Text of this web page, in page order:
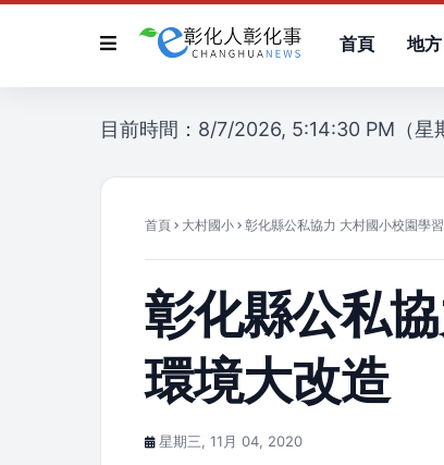
首頁 地方
目前時間：8/7/2026, 5:14:30 PM（星
首頁 大村國小 彰化縣公私協力 大村國小校園學
彰化縣公私
環境大改造
星期三, 11月 04, 2020